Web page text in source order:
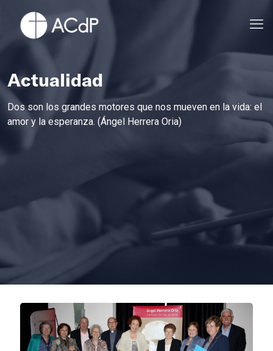
Actualidad
Dos son los grandes motores que nos mueven en la vida: el
amor y la esperanza. (Ángel Herrera Oria)